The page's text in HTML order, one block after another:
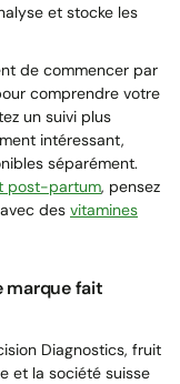
et stocke les
de commencer par
comprendre votre
un suivi plus
intéressant,
séparément.
post-partum, pensez
des vitamines
marque fait
Diagnostics, fruit
et la société suisse